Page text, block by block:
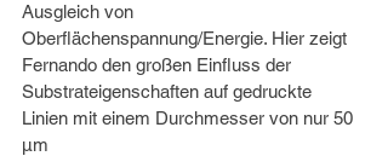
Ausgleich von
Oberflächenspannung/Energie. Hier zeigt
Fernando den großen Einfluss der
Substrateigenschaften auf gedruckte
Linien mit einem Durchmesser von nur 50
µm